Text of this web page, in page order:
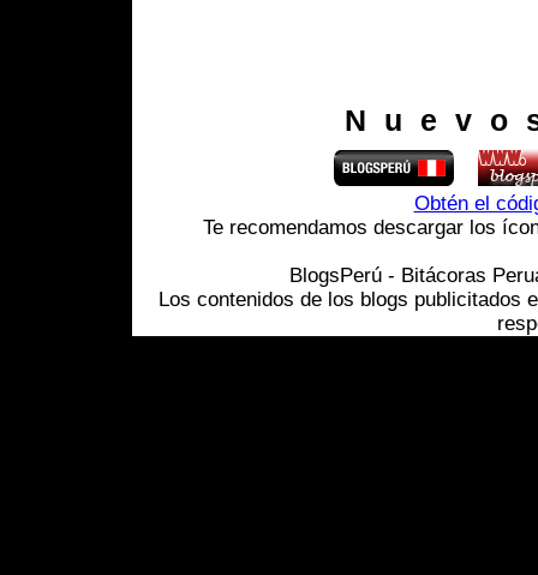
Obtén el
Te recomendamos descargar los
BlogsPerú - Bitácoras
Los contenidos de los blogs publicitados